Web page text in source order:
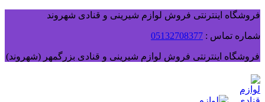
فروشگاه اینترنتی فروش لوازم شیرینی و قنادی شهروند
شماره تماس : 05132708377
فروشگاه اینترنتی فروش لوازم شیرینی و قنادی بزرگمهر (شهروند)